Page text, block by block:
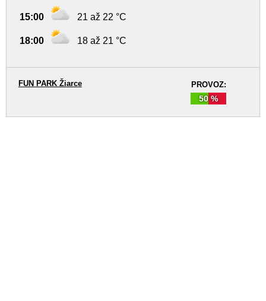
15:00 21 až 22 °C
18:00 18 až 21 °C
PROVOZ:
50 %
FUN PARK Žiarce